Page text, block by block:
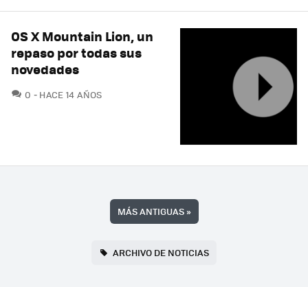
OS X Mountain Lion, un
repaso por todas sus
novedades
0 COMENTARIOS
HACE 14 AÑOS
MÁS ANTIGUAS»
ARCHIVO DE NOTICIAS